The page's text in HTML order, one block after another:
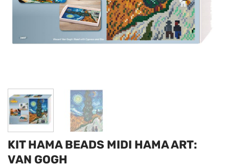
KIT HAMA BEADS MIDI HAMA ART:
VAN GOGH